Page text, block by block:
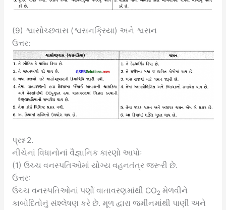
(9) શ્વાસોચ્છવાસ (શ્વસનક્રિયા) અને શ્વસન
ઉત્તર:
પ્રશ્ન 2.
નીચેનાં વિધાનોનાં વૈજ્ઞાનિક કારણો આપોઃ
(1) ઉચ્ચ વનસ્પતિઓમાં યોગ્ય વહનતંત્ર જરૂરી છે.
ઉત્તરઃ
ઉચ્ચ વનસ્પતિઓનાં પર્ણો વાતાવરણમાંથી CO2 મેળવીને
કાબોદિતોનું સંશ્લેષણ કરે છે. મૂળ દ્વારા જમીનમાંથી પાણી અને